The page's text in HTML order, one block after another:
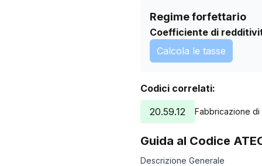
Regime forfettario
Coefficiente di
Calcola le tasse
Codici correlati:
20.59.12
Fabbricazione
Guida al Codice
Descrizione Generale